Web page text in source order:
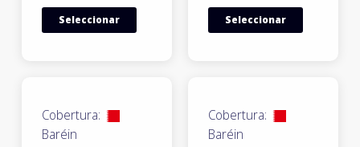
Seleccionar Seleccionar
Cobertura:
Baréin
Cobertura:
Baréin